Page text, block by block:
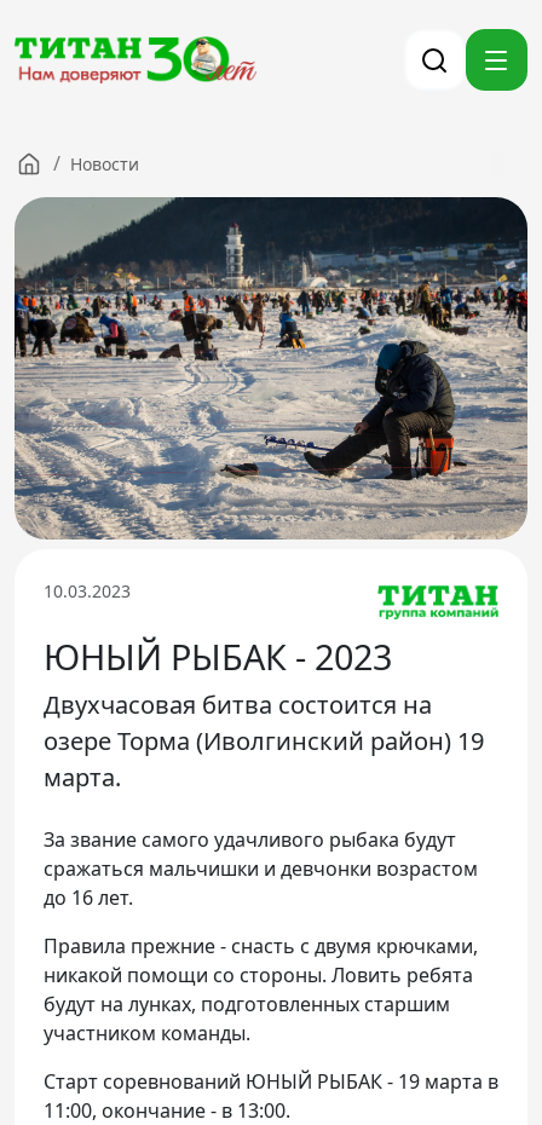
Компания
Партнерам
Тендеры
Вакансии
Новости
Контакты
Версия для слабовидящих
8 (3012) 411-099
Телефон доверия
/ Новости
10.03.2023
ЮНЫЙ РЫБАК - 2023
Двухчасовая битва состоится на
озере Торма (Иволгинский район) 19
марта.
За звание самого удачливого рыбака будут
сражаться мальчишки и девчонки возрастом
до 16 лет.
Правила прежние - снасть с двумя крючками,
никакой помощи со стороны. Ловить ребята
будут на лунках, подготовленных старшим
участником команды.
Старт соревнований ЮНЫЙ РЫБАК - 19 марта в
11:00, окончание - в 13:00.